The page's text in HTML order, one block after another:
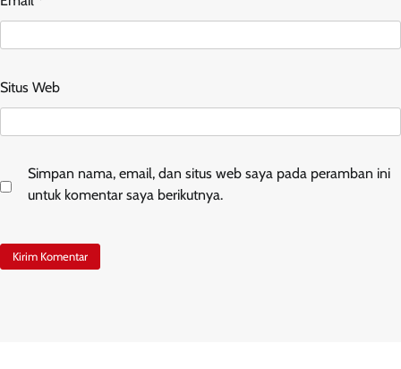
Situs Web
Simpan nama, email, dan situs web saya pada peramban ini
untuk komentar saya berikutnya.